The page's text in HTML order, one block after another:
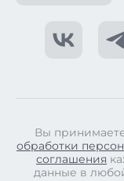
Вы
обработки
соглашения
данные в